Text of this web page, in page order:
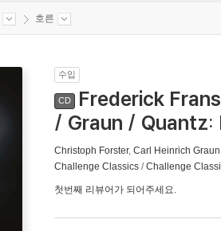
호른
수입
CD
Frederick
/ Graun /
Christoph Forster, Carl Heinrich Graun
Challenge Classics /Challenge
첫번째 리뷰어가 되어주세요.